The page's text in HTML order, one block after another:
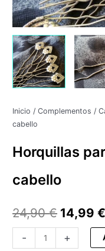
Inicio /Complementos /
cabello
Horquillas
cabello
24,90€ 14,99€
- +